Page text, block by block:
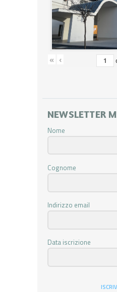
« ‹
NEWSLETTER
Nome
Cognome
Indirizzo email
Data iscrizione